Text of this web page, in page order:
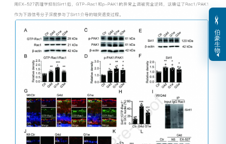
伯
豪
生
物